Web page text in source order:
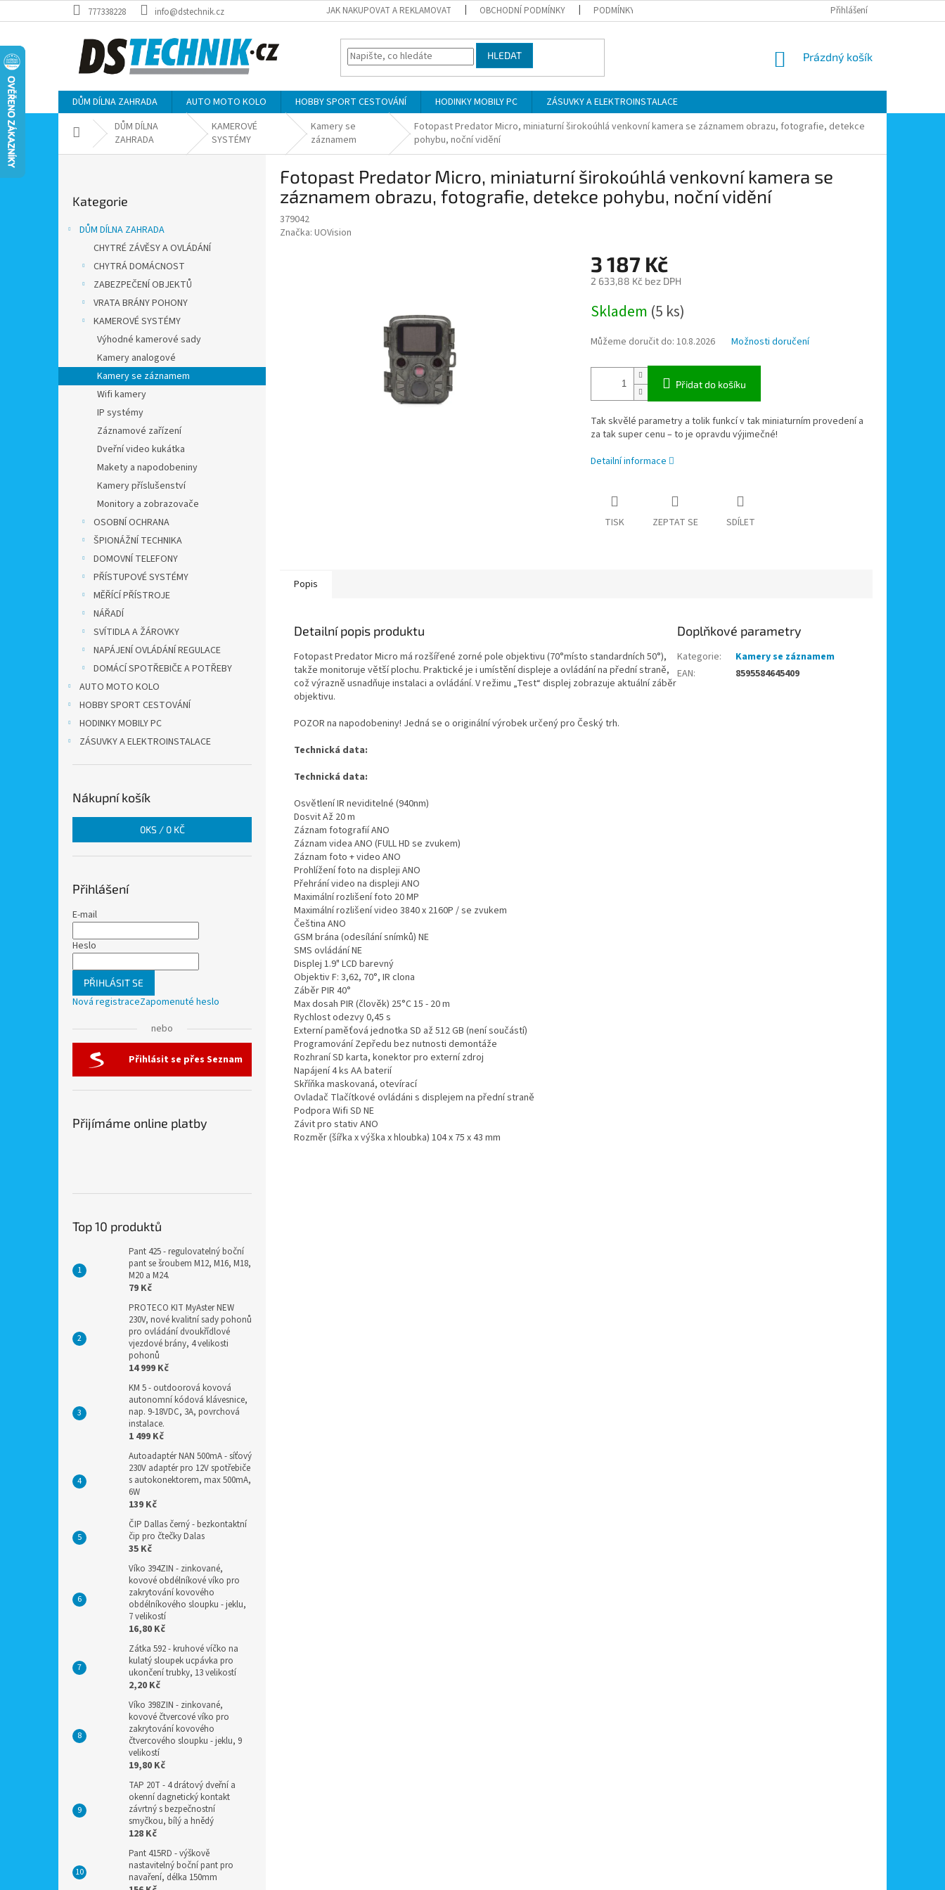
na
777338228 info@dstechnik.cz JAK NAKUPOVAT A REKLAMOVAT OBCHODNÍ PODMÍNKY PODMÍNKY OCHRANY OSOBNÍCH ÚDAJŮ MOJE OBJEDNÁVKA
Přihlášení
HLEDAT
NÁKUPNÍ
Prázdný košík
DŮM DÍLNA ZAHRADA AUTO MOTO KOLO HOBBY SPORT CESTOVÁNÍ HODINKY MOBILY PC ZÁSUVKY A ELEKTROINSTALACE
Domů DŮM DÍLNA
ZAHRADA
KAMEROVÉ
SYSTÉMY
Kamery se
záznamem
Fotopast Predator Micro, miniaturní širokoúhlá venkovní kamera se záznamem obrazu, fotografie, detekce
pohybu, noční vidění
l
kategorie
Kategorie
DŮM DÍLNA ZAHRADA
CHYTRÉ ZÁVĚSY A OVLÁDÁNÍ
CHYTRÁ DOMÁCNOST
ZABEZPEČENÍ OBJEKTŮ
VRATA BRÁNY POHONY
KAMEROVÉ SYSTÉMY
Výhodné kamerové sady
Kamery analogové
Kamery se záznamem
Wifi kamery
IP systémy
Záznamové zařízení
Dveřní video kukátka
Makety a napodobeniny
Kamery příslušenství
Monitory a zobrazovače
OSOBNÍ OCHRANA
ŠPIONÁŽNÍ TECHNIKA
DOMOVNÍ TELEFONY
PŘÍSTUPOVÉ SYSTÉMY
MĚŘÍCÍ PŘÍSTROJE
NÁŘADÍ
SVÍTIDLA A ŽÁROVKY
NAPÁJENÍ OVLÁDÁNÍ REGULACE
DOMÁCÍ SPOTŘEBIČE A POTŘEBY
AUTO MOTO KOLO
HOBBY SPORT CESTOVÁNÍ
HODINKY MOBILY PC
ZÁSUVKY A ELEKTROINSTALACE
Nákupní košík
0KS / 0 KČ
Přihlášení
E-mail
Heslo
PŘIHLÁSIT SE
Nová registraceZapomenuté heslo
nebo
Přihlásit se přes Seznam
Přijímáme online platby
Top 10 produktů
Pant 425 - regulovatelný boční
pant se šroubem M12, M16, M18,
M20 a M24.
79 Kč
PROTECO KIT MyAster NEW
230V, nové kvalitní sady pohonů
pro ovládání dvoukřídlové
vjezdové brány, 4 velikosti
pohonů
14 999 Kč
KM 5 - outdoorová kovová
autonomní kódová klávesnice,
nap. 9-18VDC, 3A, povrchová
instalace.
1 499 Kč
Autoadaptér NAN 500mA - síťový
230V adaptér pro 12V spotřebiče
s autokonektorem, max 500mA,
6W
139 Kč
ČIP Dallas černý - bezkontaktní
čip pro čtečky Dalas
35 Kč
Víko 394ZIN - zinkované,
kovové obdélníkové víko pro
zakrytování kovového
obdélníkového sloupku - jeklu,
7 velikostí
16,80 Kč
Zátka 592 - kruhové víčko na
kulatý sloupek ucpávka pro
ukončení trubky, 13 velikostí
2,20 Kč
Víko 398ZIN - zinkované,
kovové čtvercové víko pro
zakrytování kovového
čtvercového sloupku - jeklu, 9
velikostí
19,80 Kč
TAP 20T - 4 drátový dveřní a
okenní dagnetický kontakt
závrtný s bezpečnostní
smyčkou, bílý a hnědý
128 Kč
Pant 415RD - výškově
nastavitelný boční pant pro
navaření, délka 150mm
Fotopast Predator Micro, miniaturní širokoúhlá venkovní kamera se
záznamem obrazu, fotografie, detekce pohybu, noční vidění
379042
Značka: UOVision
3 187 Kč
2 633,88 Kč bez DPH
cena:
Skladem (5 ks)
Můžeme doručit do: 10.8.2026 Možnosti doručení
Přidat do košíku
Tak skvělé parametry a tolik funkcí v tak miniaturním provedení a
za tak super cenu – to je opravdu výjimečné!
Detailní informace
TISK ZEPTAT SE SDÍLET
Popis
Detailní popis produktu
Fotopast Predator Micro má rozšířené zorné pole objektivu (70°místo standardních 50°),
takže monitoruje větší plochu. Praktické je i umístění displeje a ovládání na přední straně,
což výrazně usnadňuje instalaci a ovládání. V režimu „Test“ displej zobrazuje aktuální záběr
objektivu.
POZOR na napodobeniny! Jedná se o originální výrobek určený pro Český trh.
Technická data:
Technická data:
Osvětlení IR neviditelné (940nm)
Dosvit Až 20 m
Záznam fotografií ANO
Záznam videa ANO (FULL HD se zvukem)
Záznam foto + video ANO
Prohlížení foto na displeji ANO
Přehrání video na displeji ANO
Maximální rozlišení foto 20 MP
Maximální rozlišení video 3840 x 2160P / se zvukem
Čeština ANO
GSM brána (odesílání snímků) NE
SMS ovládání NE
Displej 1.9" LCD barevný
Objektiv F: 3,62, 70°, IR clona
Záběr PIR 40°
Max dosah PIR (člověk) 25°C 15 - 20 m
Rychlost odezvy 0,45 s
Externí paměťová jednotka SD až 512 GB (není součástí)
Programování Zepředu bez nutnosti demontáže
Rozhraní SD karta, konektor pro externí zdroj
Napájení 4 ks AA baterií
Skříňka maskovaná, otevírací
Ovladač Tlačítkové ovládáni s displejem na přední straně
Podpora Wifi SD NE
Závit pro stativ ANO
Rozměr (šířka x výška x hloubka) 104 x 75 x 43 mm
Doplňkové parametry
Kategorie:
Kamery se záznamem
EAN: 8595584645409